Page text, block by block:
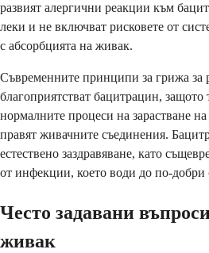
развият алергични реакции към
леки и не включват рисковете от
с абсорбцията на живак.
Съвременните принципи за грижа за
благоприятстват бацитрацин,
нормалните процеси на зарастване
правят живачните съединения.
естествено заздравяване, като
от инфекции, което води до по-добри
Често задавани
живак